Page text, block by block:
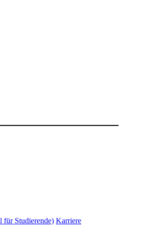
für Studierende) Karriere